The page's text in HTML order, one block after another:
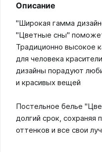
Описание
"Широкая гамма
"Цветные сны"
Традиционно высокое
для человека
дизайны порадуют
и красивых вещей
Постельное белье
долгий срок, сохраняя
оттенков и все свои